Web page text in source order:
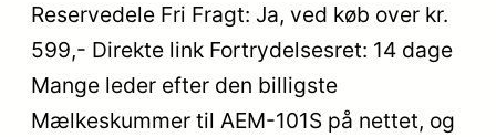
Reservedele Fri Fragt: Ja, ved køb over kr.
599,- Direkte link Fortrydelsesret: 14 dage
Mange leder efter den billigste
Mælkeskummer til AEM-101S på nettet, og